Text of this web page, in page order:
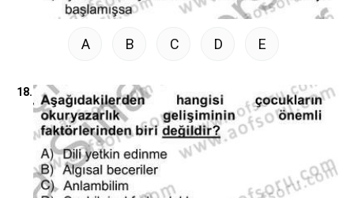
A B C D E
18.